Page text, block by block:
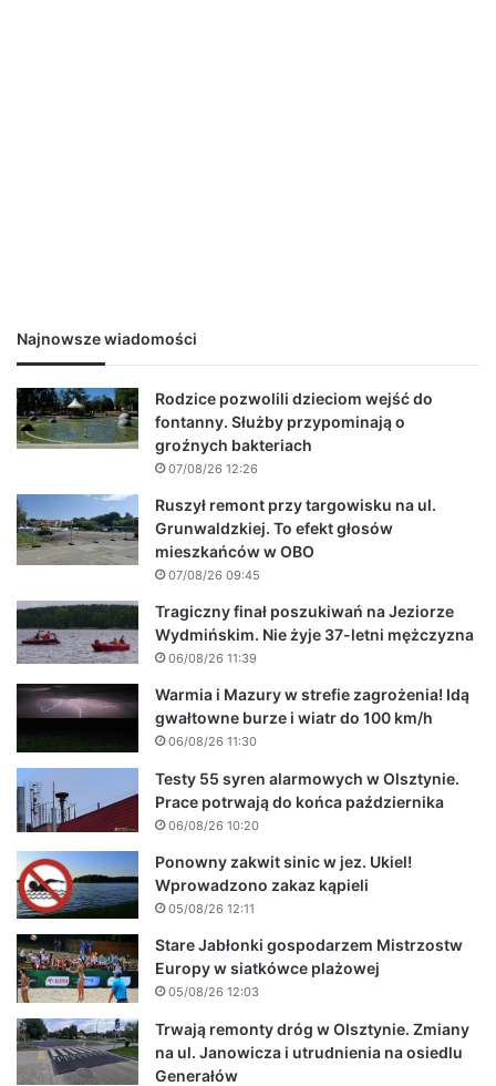
Najnowsze wiadomości
Rodzice pozwolili dzieciom wejść do
fontanny. Służby przypominają o
groźnych bakteriach
07/08/26 12:26
Ruszył remont przy targowisku na ul.
Grunwaldzkiej. To efekt głosów
mieszkańców w OBO
07/08/26 09:45
Tragiczny finał poszukiwań na Jeziorze
Wydmińskim. Nie żyje 37-letni mężczyzna
06/08/26 11:39
Warmia i Mazury w strefie zagrożenia! Idą
gwałtowne burze i wiatr do 100 km/h
06/08/26 11:30
Testy 55 syren alarmowych w Olsztynie.
Prace potrwają do końca października
06/08/26 10:20
Ponowny zakwit sinic w jez. Ukiel!
Wprowadzono zakaz kąpieli
05/08/26 12:11
Stare Jabłonki gospodarzem Mistrzostw
Europy w siatkówce plażowej
05/08/26 12:03
Trwają remonty dróg w Olsztynie. Zmiany
na ul. Janowicza i utrudnienia na osiedlu
Generałów